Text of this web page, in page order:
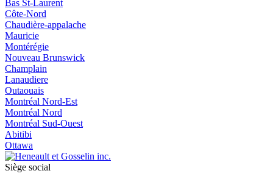
Bas St-Laurent
Côte-Nord
Chaudière-appalache
Mauricie
Montérégie
Nouveau Brunswick
Champlain
Lanaudiere
Outaouais
Montréal Nord-Est
Montréal Nord
Montréal Sud-Ouest
Abitibi
Ottawa
Siège social